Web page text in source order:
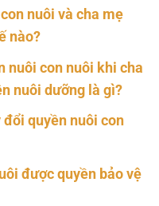
nuôi và cha mẹ
nào?
nuôi con nuôi khi cha
nuôi dưỡng là gì?
đổi quyền nuôi con
được quyền bảo vệ